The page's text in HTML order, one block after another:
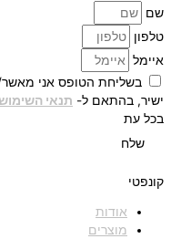
שם
טלפון
איימל
בשליחת הטופס אני מאשר/
ישיר, בהתאם ל- תנאי
בכל עת
שלח
קונפטי
אודות
מוצרים